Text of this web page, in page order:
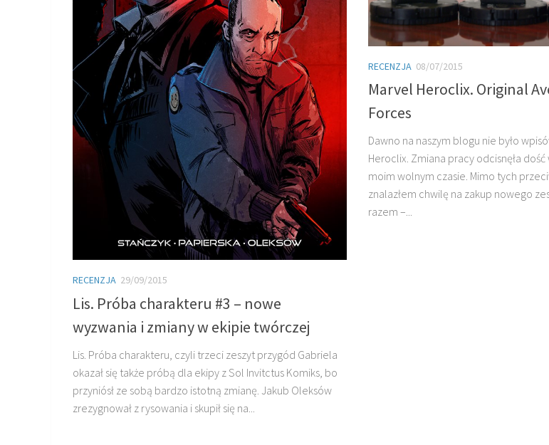
RECENZJA 29/09/2015
Lis. Próba charakteru #3 – nowe
wyzwania i zmiany w ekipie twórczej
Lis. Próba charakteru, czyli trzeci zeszyt przygód Gabriela
okazał się także próbą dla ekipy z Sol Invitctus Komiks, bo
przyniósł ze sobą bardzo istotną zmianę. Jakub Oleksów
zrezygnował z rysowania i skupił się na...
RECENZJA 08/07/2015
Marvel Heroclix. Original
Forces
Dawno na naszym blogu nie było
Heroclix. Zmiana pracy odcisnęła
moim wolnym czasie. Mimo tych
znalazłem chwilę na zakup nowego
razem –...